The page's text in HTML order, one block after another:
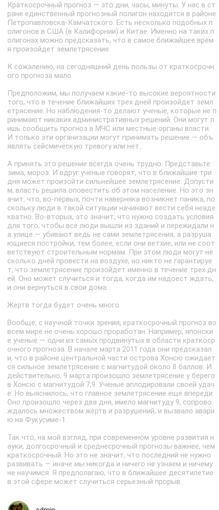
Краткосрочный прогноз — это дни, часы, минуты. У нас в ст
ране единственный прогнозный полигон находится в районе
Петропавловска-Камчатского. Есть несколько подобных п
олигонов в США (в Калифорнии) и Китае. Именно на таких п
олигонах можно предсказать, что в самое ближайшее врем
я произойдет землетрясение.
К сожалению, на сегодняшний день пользы от краткосрочн
ого прогноза мало.
Предположим, мы получаем какие-то высокие вероятности
того, что в течение ближайших трех дней произойдет земл
етрясение. Но наблюдения-то делают ученые, которые не п
ринимают никаких административных решений. Они могут л
ишь сообщить прогноз в МЧС или местные органы власти.
И только эти организации могут принимать решение — объ
являть сейсмическую тревогу или нет.
А принять это решение всегда очень трудно. Представьте:
зима, мороз. И вдруг ученые говорят, что в ближайшие три
дня может произойти сильнейшее землетрясение. Допусти
м, власть решила оповестить об этом население. Но это зн
ачит, что, во-первых, почти наверняка возникнет паника, по
скольку люди в такой ситуации начинают вести себя неаде
кватно. Во-вторых, это значит, что нужно создать условия
для того, чтобы все люди вышли из зданий и пережидали н
а улице — убивают ведь не сами землетрясения, а разруша
ющиеся постройки, тем более, если они ветхие, или не соот
ветствуют строительным нормам. При этом люди могут не
сколько дней провести на воздухе, но никто не гарантируе
т, что землетрясение произойдет именно в течение трех дн
ей. Оно может случиться и тогда, когда им надоест ждать,
и они вернуться в свои дома.
Жертв тогда будет очень много.
Вообще, с научной точки зрения, краткосрочный прогноз во
всем мире не очень хорошо проработан. Например, японски
е ученые — одни из самых продвинутых в области краткоср
очного прогноза. В начале марта 2011 года они предсказал
и, что в районе центральной части острова Хонсю ожидает
ся сильное землетрясение с магнитудой около 8 баллов. И
действительно, 9 марта произошло землетрясение у берего
в Хонсю с магнитудой 7,9. Ученые аплодировали своей удач
е. Но выяснилось, что главное землетрясение еще впереди.
Оно произошло через два дня, имело магнитуду 9, сопрово
ждалось множеством жертв и разрушений, и вызвало авари
ю на Фукусиме-1.
Так что, на мой взгляд, при современном уровне развития н
ауки, долгосрочный и среднесрочный прогнозы важнее, чем
краткосрочный. Но это не значит, что последний не нужно
развивать — иначе мы никогда и ничего не узнаем и ничему
не научимся. Я предполагаю, что в ближайшее десятилетие
в этой сфере может случиться серьезный прорыв.